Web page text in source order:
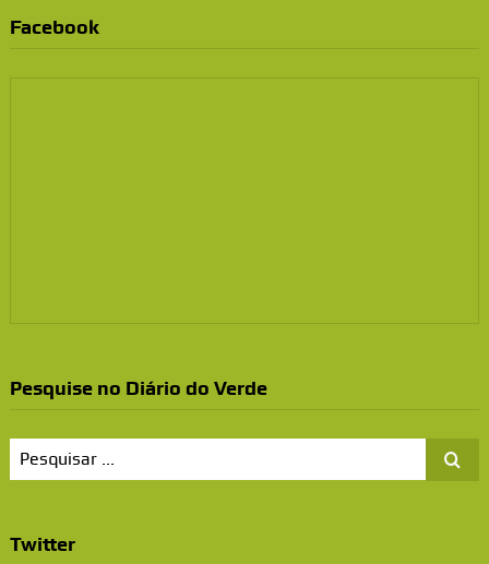
Facebook
Pesquise no Diário do Verde
Twitter